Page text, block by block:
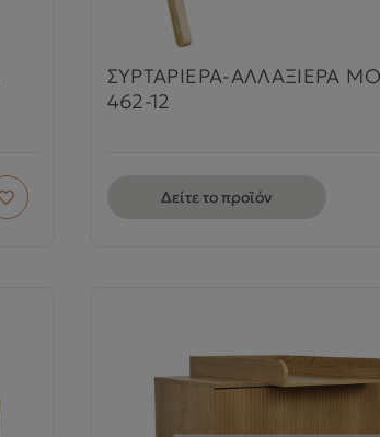
ΣΥΡΤΑΡΙΕΡΑ-ΑΛΛΑΞΙΕΡΑ
462-12
Δείτε το προϊόν